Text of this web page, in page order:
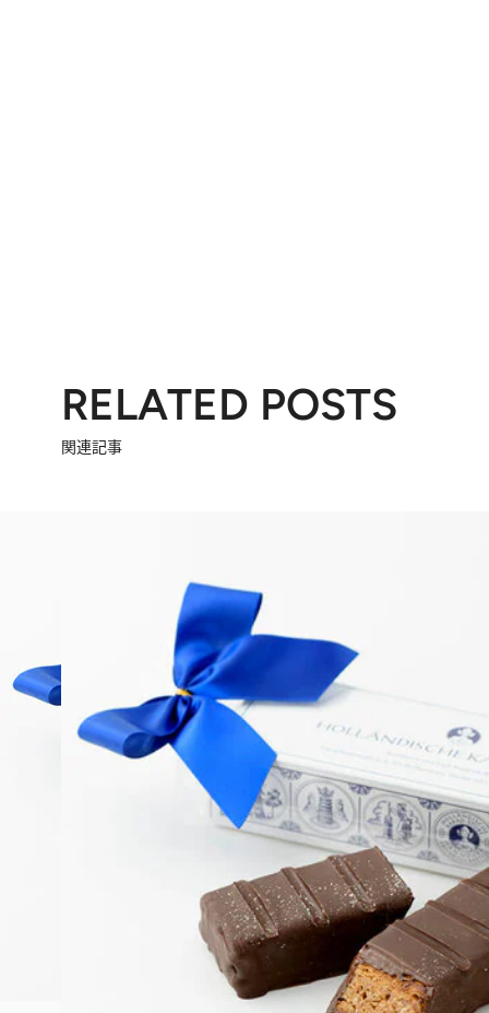
RELATED POSTS
関連記事